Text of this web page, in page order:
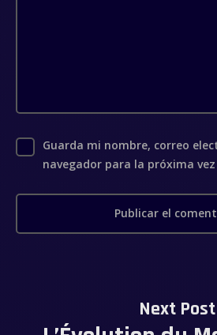
Guarda mi nombre, correo
navegador para la próxima
Next Post